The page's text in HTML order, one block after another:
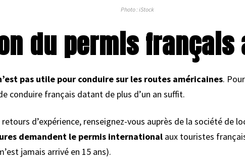
Photo : iStock
du permis français
pas utile pour conduire sur les routes américaines.
conduire français datant de plus d’un an suffit.
d’expérience, renseignez-vous auprès de la société de
demandent le permis internationalaux touristes
jamais arrivé en 15 ans).